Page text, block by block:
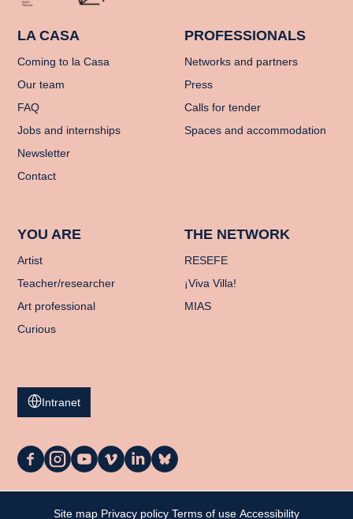
LA CASA
Coming to la Casa
Our team
FAQ
Jobs and internships
Newsletter
Contact
PROFESSIONALS
Networks and partners
Press
Calls for tender
Spaces and accommodation
YOU ARE
Artist
Teacher/researcher
Art professional
Curious
THE NETWORK
RESEFE
¡Viva Villa!
MIAS
Intranet
La
on
Facebook
La
on
Instagram
La
on
YouTube
La
on
Vimeo
La
on
LinkedIn
La
on
Bluesky
Site map Privacy policy Terms of use Accessibility